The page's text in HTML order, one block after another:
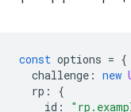
const options = {
challenge : new
rp :
{
id :